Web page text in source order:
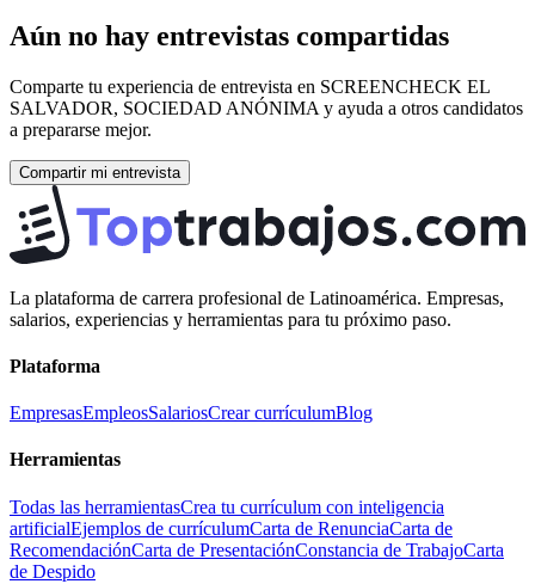
Aún no hay entrevistas compartidas
Comparte tu experiencia de entrevista en SCREENCHECK EL
SALVADOR, SOCIEDAD ANÓNIMA y ayuda a otros candidatos
a prepararse mejor.
Compartir mi entrevista
La plataforma de carrera profesional de Latinoamérica. Empresas,
salarios, experiencias y herramientas para tu próximo paso.
Plataforma
EmpresasEmpleosSalariosCrear currículumBlog
Herramientas
Todas las herramientasCrea tu currículum con inteligencia
artificialEjemplos de currículumCarta de RenunciaCarta de
RecomendaciónCarta de PresentaciónConstancia de TrabajoCarta
de Despido